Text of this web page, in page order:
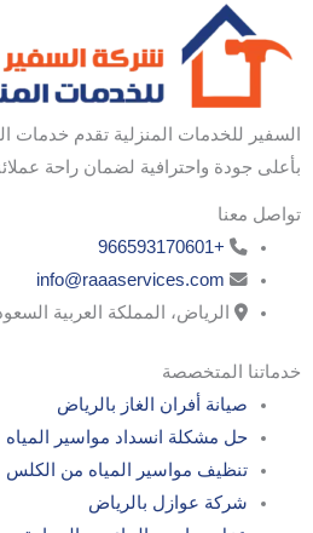
السفير للخدمات المنزلية تقدم خدمات
بأعلى جودة واحترافية لضمان راحة
تواصل معنا
+966593170601
info@raaaservices.com
الرياض، المملكة العربية
خدماتنا المتخصصة
صيانة أفران الغاز بالرياض
حل مشكلة انسداد مواسير المياه
تنظيف مواسير المياه من الكلس
شركة عوازل بالرياض